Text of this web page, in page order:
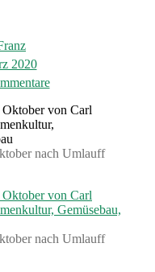
2020
zu
Gartenarbeiten
im
Oktober.
(1862)
nach Umlauff
nach Umlauff